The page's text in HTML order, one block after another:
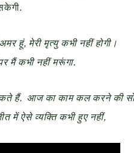
हूं, मेरी मृत्यु कभी नहीं होगी।
मैं कभी नहीं मरूंगा.
हैं. आज का काम कल करने की
में ऐसे व्यक्ति कभी हुए नहीं,